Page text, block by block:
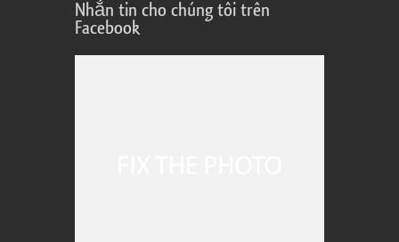
Nhắn tin cho chúng tôi trên
Facebook